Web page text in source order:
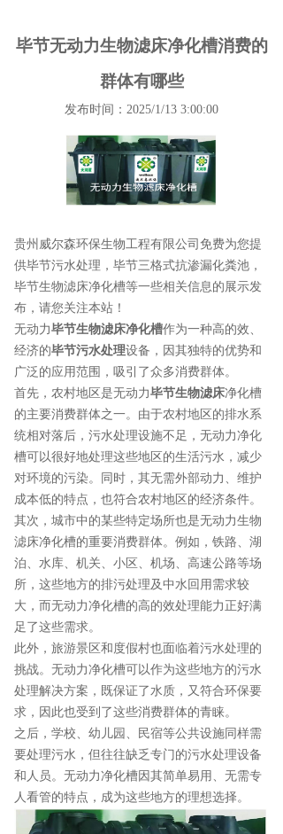
毕节无动力生物滤床净化槽消费的
群体有哪些
发布时间：2025/1/13 3:00:00
贵州威尔森环保生物工程有限公司免费为您提
供毕节污水处理 ，毕节三格式抗渗漏化粪池，
毕节生物滤床净化槽等一些相关信息的展示发
布，请您关注本站！
无动力毕节生物滤床净化槽作为一种高的效、
经济的毕节污水处理设备，因其独特的优势和
广泛的应用范围，吸引了众多消费群体。
首先，农村地区是无动力毕节生物滤床净化槽
的主要消费群体之一。由于农村地区的排水系
统相对落后，污水处理设施不足，无动力净化
槽可以很好地处理这些地区的生活污水，减少
对环境的污染。同时，其无需外部动力、维护
成本低的特点，也符合农村地区的经济条件。
其次，城市中的某些特定场所也是无动力生物
滤床净化槽的重要消费群体。例如，铁路、湖
泊、水库、机关、小区、机场、高速公路等场
所，这些地方的排污处理及中水回用需求较
大，而无动力净化槽的高的效处理能力正好满
足了这些需求。
此外，旅游景区和度假村也面临着污水处理的
挑战。无动力净化槽可以作为这些地方的污水
处理解决方案，既保证了水质，又符合环保要
求，因此也受到了这些消费群体的青睐。
之后，学校、幼儿园、民宿等公共设施同样需
要处理污水，但往往缺乏专门的污水处理设备
和人员。无动力净化槽因其简单易用、无需专
人看管的特点，成为这些地方的理想选择。